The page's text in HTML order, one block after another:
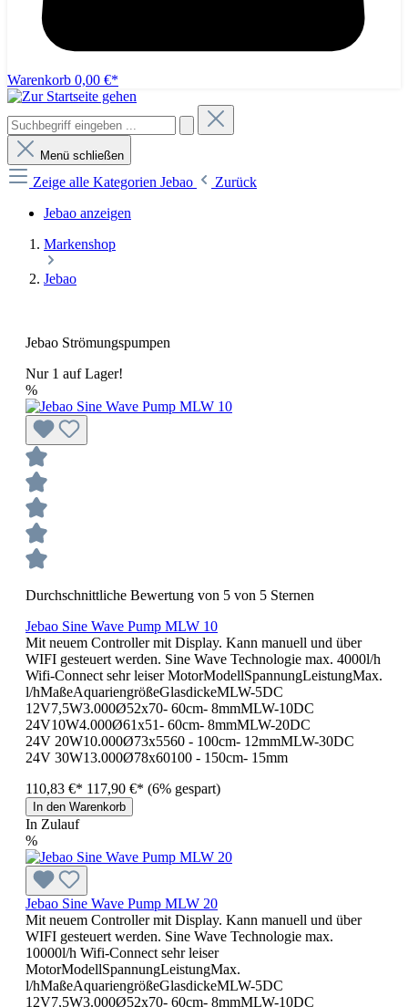
Warenkorb 0,00 €*
Menü schließen
Zeige alle Kategorien Jebao
Zurück
Jebao anzeigen
Markenshop
Jebao
Jebao Strömungspumpen
Nur 1 auf Lager!
%
Durchschnittliche Bewertung von 5 von 5 Sternen
Jebao Sine Wave Pump MLW 10
Mit neuem Controller mit Display. Kann manuell und über
WIFI gesteuert werden. Sine Wave Technologie max. 4000l/h
Wifi-Connect sehr leiser MotorModellSpannungLeistungMax.
l/hMaßeAquariengrößeGlasdickeMLW-5DC
12V7,5W3.000Ø52x70- 60cm- 8mmMLW-10DC
24V10W4.000Ø61x51- 60cm- 8mmMLW-20DC
24V 20W10.000Ø73x5560 - 100cm- 12mmMLW-30DC
24V 30W13.000Ø78x60100 - 150cm- 15mm
110,83 €* 117,90 €* (6% gespart)
In den Warenkorb
In Zulauf
%
Jebao Sine Wave Pump MLW 20
Mit neuem Controller mit Display. Kann manuell und über
WIFI gesteuert werden. Sine Wave Technologie max.
10000l/h Wifi-Connect sehr leiser
MotorModellSpannungLeistungMax.
l/hMaßeAquariengrößeGlasdickeMLW-5DC
12V7,5W3.000Ø52x70- 60cm- 8mmMLW-10DC